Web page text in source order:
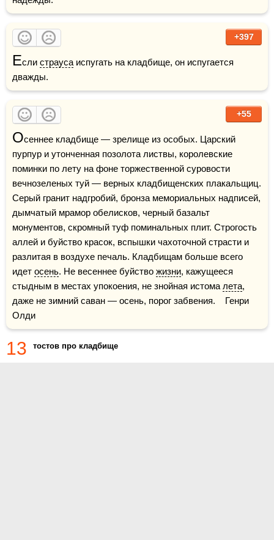
+397
Если страуса испугать на кладбище, он испугается
дважды.
+55
Осеннее кладбище — зрелище из особых. Царский
пурпур и утонченная позолота листвы, королевские
поминки по лету на фоне торжественной суровости
вечнозеленых туй — верных кладбищенских плакальщиц.
Серый гранит надгробий, бронза мемориальных надписей,
дымчатый мрамор обелисков, черный базальт
монументов, скромный туф поминальных плит. Строгость
аллей и буйство красок, вспышки чахоточной страсти и
разлитая в воздухе печаль. Кладбищам больше всего
идет осень. Не весеннее буйство жизни, кажущееся
стыдным в местах упокоения, не знойная истома лета,
даже не зимний саван — осень, порог забвения.    Генри
Олди
13 тостов про кладбище